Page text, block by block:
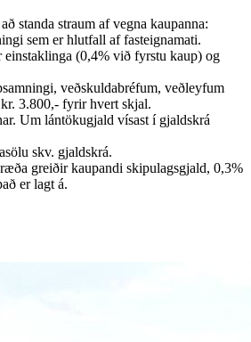
standa straum af vegna kaupanna:
sem er hlutfall af fasteignamati.
(0,4% við fyrstu kaup) og
veðskuldabréfum, veðleyfum
3.800,- fyrir hvert skjal.
Um lántökugjald vísast í gjaldskrá
skv. gjaldskrá.
greiðir kaupandi skipulagsgjald, 0,3%
er lagt á.